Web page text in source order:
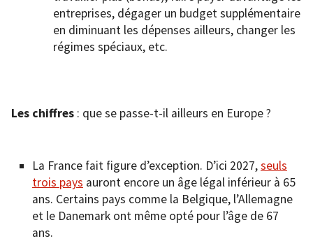
entreprises, dégager un budget supplémentaire
en diminuant les dépenses ailleurs, changer les
régimes spéciaux, etc.
Les chiffres : que se passe-t-il ailleurs en Europe ?
La France fait figure d’exception. D’ici 2027,seuls
trois pays auront encore un âge légal inférieur à 65
ans. Certains pays comme la Belgique, l’Allemagne
et le Danemark ont même opté pour l’âge de 67
ans.